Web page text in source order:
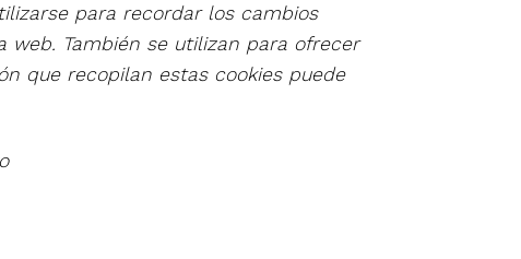
para recordar los cambios
También se utilizan para ofrecer
que recopilan estas cookies puede